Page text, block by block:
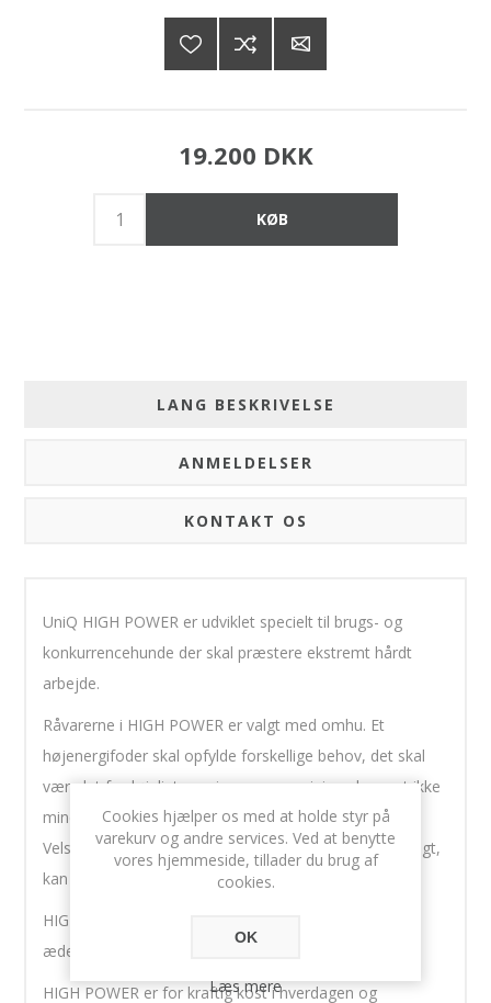
19.200 DKK
LANG BESKRIVELSE
ANMELDELSER
KONTAKT OS
UniQ HIGH POWER er udviklet specielt til brugs- og
konkurrencehunde der skal præstere ekstremt hårdt
arbejde.
Råvarerne i HIGH POWER er valgt med omhu. Et
højenergifoder skal opfylde forskellige behov, det skal
være let fordøjeligt, næring- og energigivende samt ikke
mindst velsmagende.
Velsmagende, fordi hårdt arbejde, konkurrencer og jagt,
kan stresse hunden og give mindre ædelyst.
HIGH POWER er tilsat svinefedt for at stimulere
ædelysten og give ekstra energi.
HIGH POWER er for kraftig kost i hverdagen og
Cookies hjælper os med at holde styr på
varekurv og andre services. Ved at benytte
vores hjemmeside, tillader du brug af
cookies.
OK
Læs mere